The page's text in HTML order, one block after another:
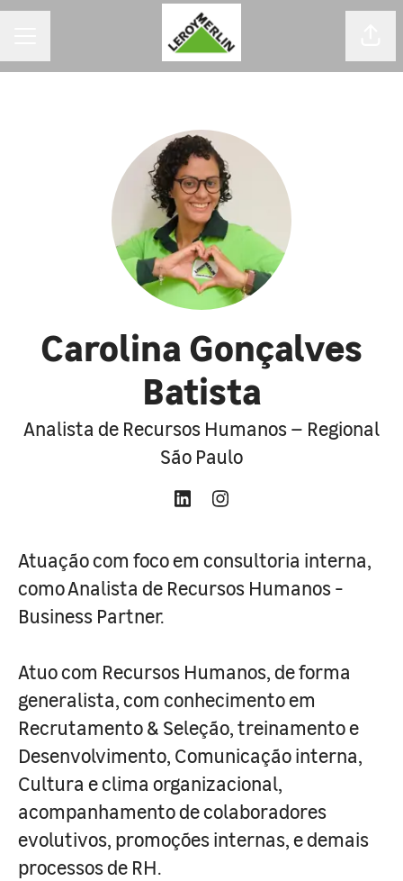
Carolina Gonçalves
Batista
Analista de Recursos Humanos – Regional
São Paulo
Atuação com foco em consultoria interna,
como Analista de Recursos Humanos -
Business Partner.
Atuo com Recursos Humanos, de forma
generalista, com conhecimento em
Recrutamento & Seleção, treinamento e
Desenvolvimento, Comunicação interna,
Cultura e clima organizacional,
acompanhamento de colaboradores
evolutivos, promoções internas, e demais
processos de RH.